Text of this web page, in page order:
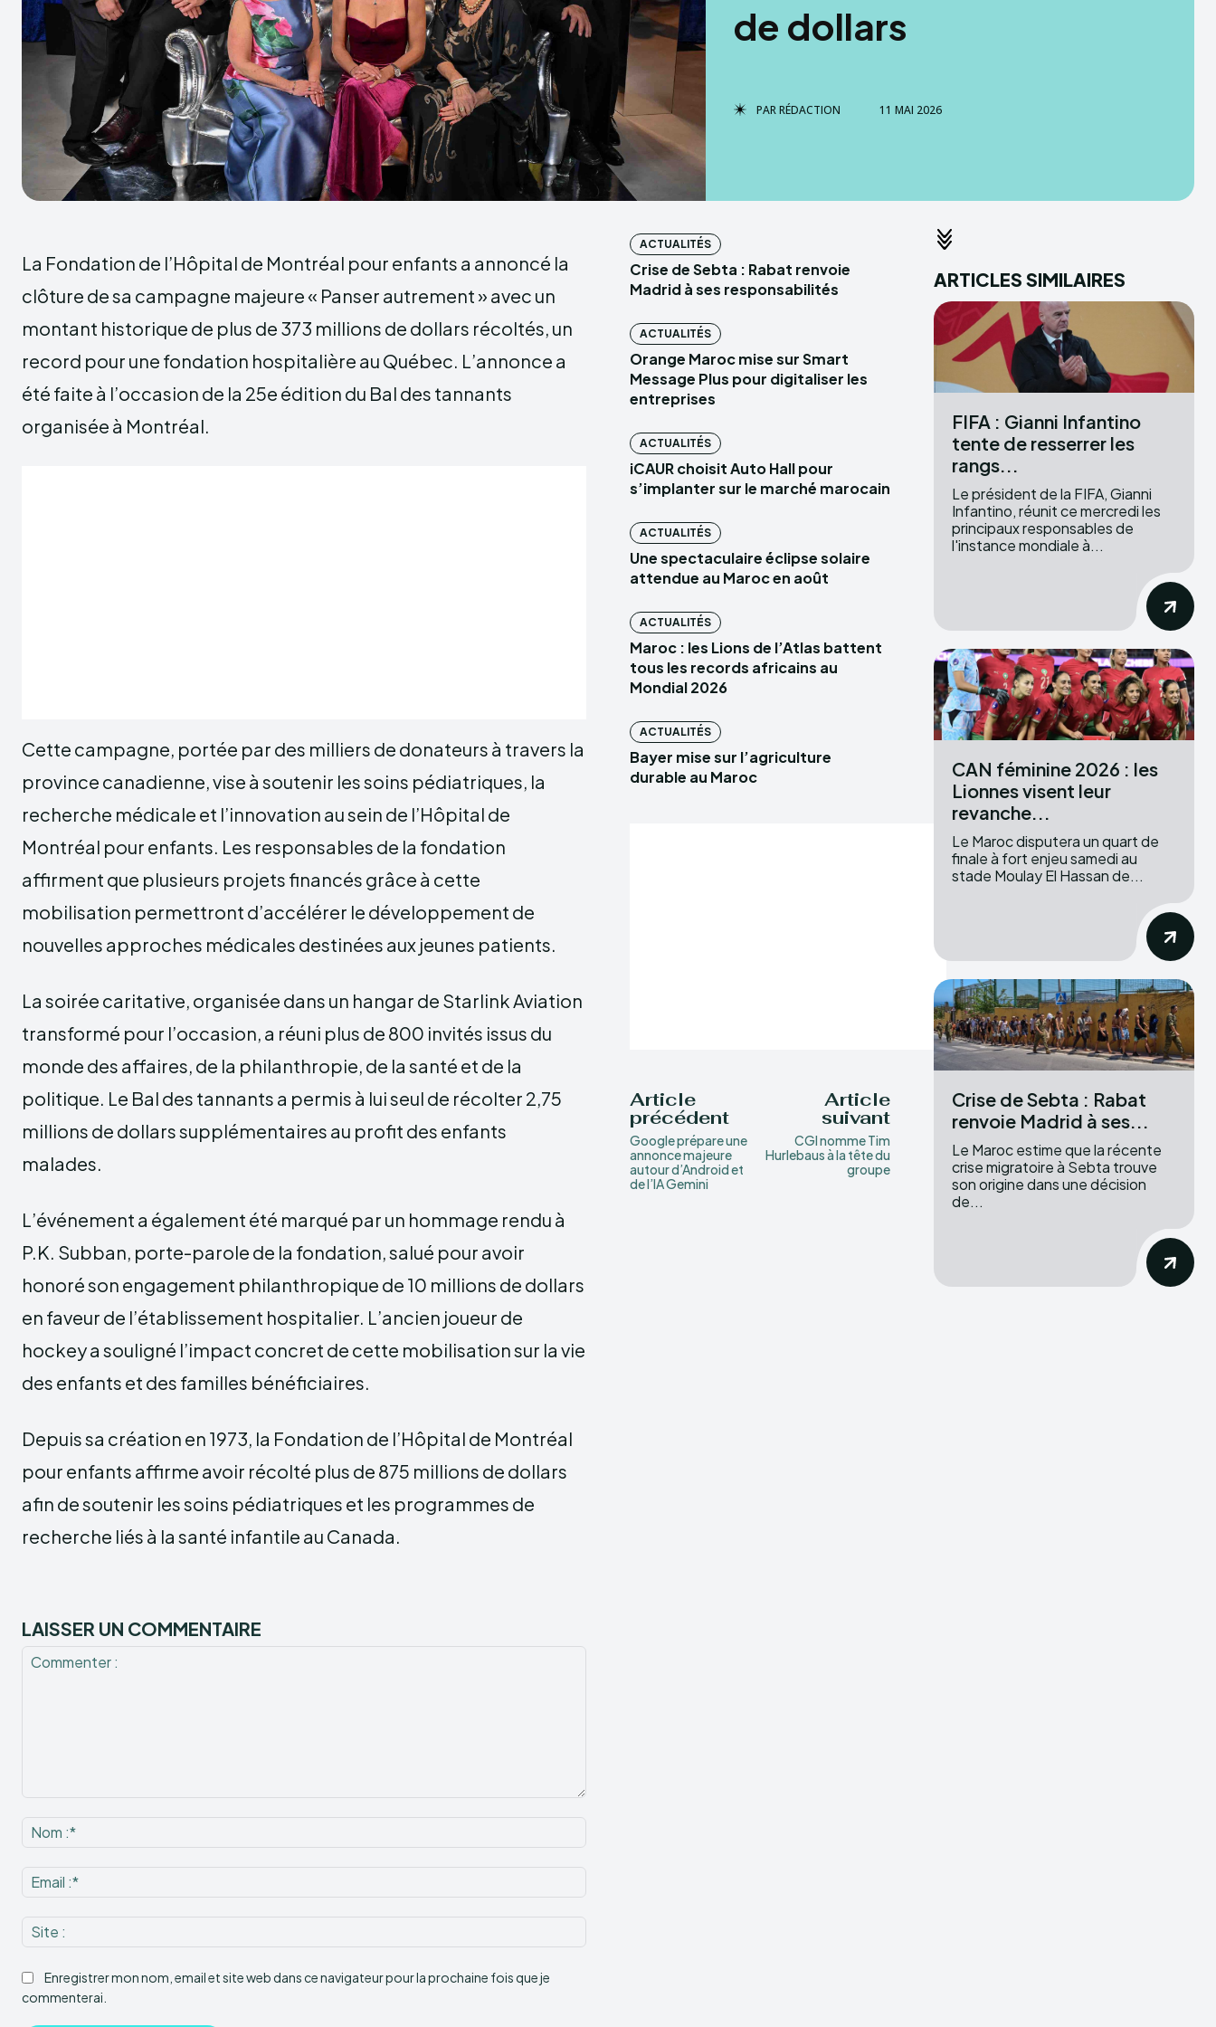
de dollars
PARRÉDACTION 11 MAI 2026
La Fondation de l’Hôpital de Montréal pour enfants a annoncé la
clôture de sa campagne majeure « Panser autrement » avec un
montant historique de plus de 373 millions de dollars récoltés, un
record pour une fondation hospitalière au Québec. L’annonce a
été faite à l’occasion de la 25e édition du Bal des tannants
organisée à Montréal.
Cette campagne, portée par des milliers de donateurs à travers la
province canadienne, vise à soutenir les soins pédiatriques, la
recherche médicale et l’innovation au sein de l’Hôpital de
Montréal pour enfants. Les responsables de la fondation
affirment que plusieurs projets financés grâce à cette
mobilisation permettront d’accélérer le développement de
nouvelles approches médicales destinées aux jeunes patients.
La soirée caritative, organisée dans un hangar de Starlink Aviation
transformé pour l’occasion, a réuni plus de 800 invités issus du
monde des affaires, de la philanthropie, de la santé et de la
politique. Le Bal des tannants a permis à lui seul de récolter 2,75
millions de dollars supplémentaires au profit des enfants
malades.
L’événement a également été marqué par un hommage rendu à
P.K. Subban, porte-parole de la fondation, salué pour avoir
honoré son engagement philanthropique de 10 millions de dollars
en faveur de l’établissement hospitalier. L’ancien joueur de
hockey a souligné l’impact concret de cette mobilisation sur la vie
des enfants et des familles bénéficiaires.
Depuis sa création en 1973, la Fondation de l’Hôpital de Montréal
pour enfants affirme avoir récolté plus de 875 millions de dollars
afin de soutenir les soins pédiatriques et les programmes de
recherche liés à la santé infantile au Canada.
LAISSER UN COMMENTAIRE
:*
:*
:
Enregistrer mon nom, email et site web dans ce navigateur pour la prochaine fois que je
commenterai.
ACTUALITÉS
Crise de Sebta : Rabat renvoie
Madrid à ses responsabilités
ACTUALITÉS
Orange Maroc mise sur Smart
Message Plus pour digitaliser les
entreprises
ACTUALITÉS
iCAUR choisit Auto Hall pour
s’implanter sur le marché marocain
ACTUALITÉS
Une spectaculaire éclipse solaire
attendue au Maroc en août
ACTUALITÉS
Maroc : les Lions de l’Atlas battent
tous les records africains au
Mondial 2026
ACTUALITÉS
Bayer mise sur l’agriculture
durable au Maroc
Article
précédent
Google prépare une
annonce majeure
autour d’Android et
de l’IA Gemini
Article
suivant
CGI nomme Tim
Hurlebaus à la tête du
groupe
ARTICLES SIMILAIRES
FIFA : Gianni Infantino
tente de resserrer les
rangs...
Le président de la FIFA, Gianni
Infantino, réunit ce mercredi les
principaux responsables de
l'instance mondiale à...
CAN féminine 2026 : les
Lionnes visent leur
revanche...
Le Maroc disputera un quart de
finale à fort enjeu samedi au
stade Moulay El Hassan de...
Crise de Sebta : Rabat
renvoie Madrid à ses...
Le Maroc estime que la récente
crise migratoire à Sebta trouve
son origine dans une décision
de...